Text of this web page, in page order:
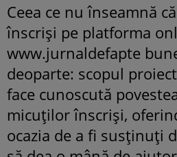
Ceea ce nu înseamnă
înscrişi pe platforma
www.jurnaldefapte
deoparte: scopul
face cunoscută
micuţilor înscrişi,
ocazia de a fi susţinuţi